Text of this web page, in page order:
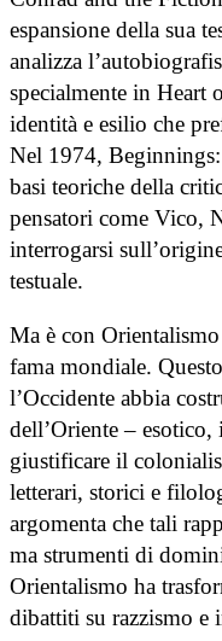
espansione della sua
analizza
specialmente in Heart
identità e esilio che
Nel 1974,
basi teoriche della
pensatori come Vico,
interrogarsi
testuale.
Ma è con
fama mondiale.
l’Occidente abbia
dell’Oriente – esotico,
giustificare il
letterari, storici e
argomenta che tali
ma strumenti di
Orientalismo ha
dibattiti su razzismo e